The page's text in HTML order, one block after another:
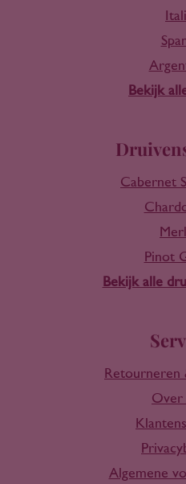
Bekijk
Cabernet
Pinot
Bekijk alle
Retourneren
Over
Algemene